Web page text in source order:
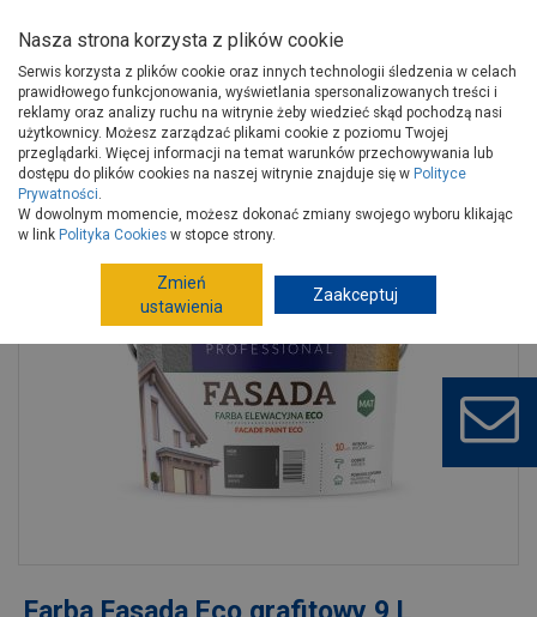
Strona główna Wykończenie Farby
Farby fasadowe
Farby fasadowe
Farba Fasada Eco grafitowy 9 L PRIMACOL
Nasza strona korzysta z plików cookie
Serwis korzysta z plików cookie oraz innych technologii śledzenia w celach
prawidłowego funkcjonowania, wyświetlania spersonalizowanych treści i
reklamy oraz analizy ruchu na witrynie żeby wiedzieć skąd pochodzą nasi
użytkownicy. Możesz zarządzać plikami cookie z poziomu Twojej
przeglądarki. Więcej informacji na temat warunków przechowywania lub
dostępu do plików cookies na naszej witrynie znajduje się w Polityce
Prywatności.
W dowolnym momencie, możesz dokonać zmiany swojego wyboru klikając
w link Polityka Cookies w stopce strony.
Zmień
ustawienia
Zaakceptuj